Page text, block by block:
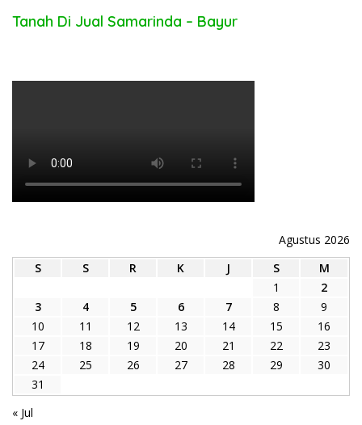
Tanah Di Jual Samarinda – Bayur
Agustus 2026
S
S R K J S
M
1
2
3
4 5 6 7 8
9
10
11 12 13 14 15
16
17
18 19 20 21 22
23
24
25 26 27 28 29
30
31
« Jul